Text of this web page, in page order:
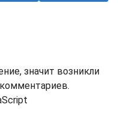
значит возникли